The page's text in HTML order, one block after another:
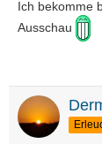
Ich bekomme
Ausschau